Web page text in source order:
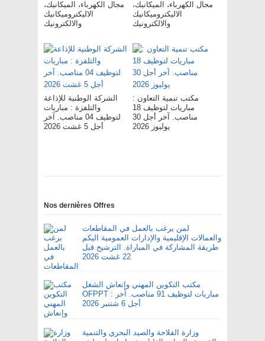
مجال الكهرباء، الميكانيك،
الاليكتروميكانيك
والالكترونيك
مجال الكهرباء، الميكانيك،
الاليكتروميكانيك
والالكترونيك
الشركة الوطنية للإذاعة
والتلفزة : مباريات
لتوظيف 04 مناصب. آخر
أجل 5 غشت 2026
مكتب تنمية التعاون :
مباريات لتوظيف 18
مناصب. آخر أجل 30
يوليوز 2026
Nos dernières Offres
لمن يرغب بالعمل في المقاطعات
والعمالات الإقليمية والإدارات العمومية اليكم
طريقة المشاركة في المباراة. الترشيح قبل
22 غشت 2026
مكتب التكوين المهني وإنعاش الشغل
OFPPT : مباريات لتوظيف 91 مناصب. آخر
أجل 6 شتنبر 2026
وزارة الفلاحة والصيد البحري والتنمية